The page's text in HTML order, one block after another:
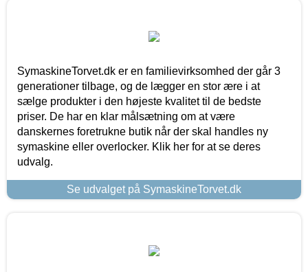
SymaskineTorvet.dk er en familievirksomhed der går 3
generationer tilbage, og de lægger en stor ære i at
sælge produkter i den højeste kvalitet til de bedste
priser. De har en klar målsætning om at være
danskernes foretrukne butik når der skal handles ny
symaskine eller overlocker. Klik her for at se deres
udvalg.
Se udvalget på SymaskineTorvet.dk